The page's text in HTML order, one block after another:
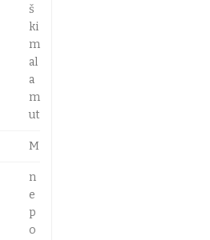
š
ki
m
al
a
m
ut
M
n
e
p
o